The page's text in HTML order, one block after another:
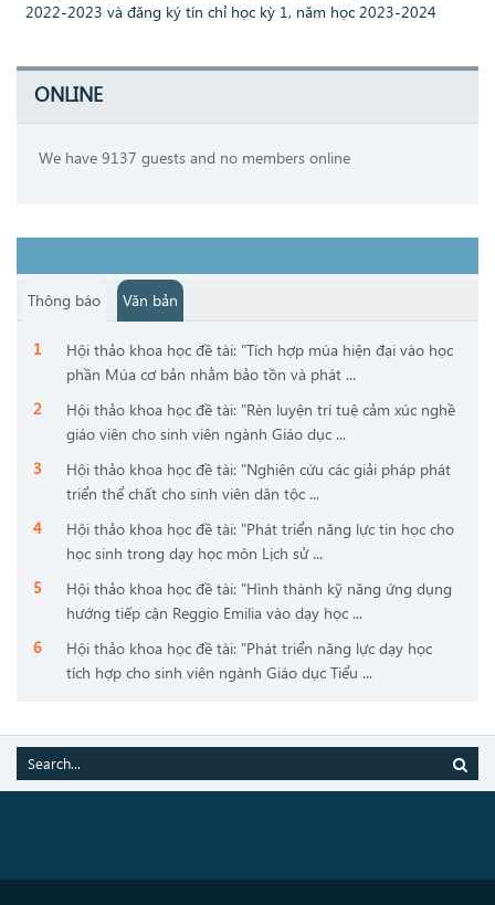
2022-2023 và đăng ký tín chỉ học kỳ 1, năm học 2023-2024
ONLINE
We have 9137 guests and no members online
Thông báo Văn bản
Hội thảo khoa học đề tài: "Tích hợp múa hiện đại vào học
phần Múa cơ bản nhằm bảo tồn và phát ...
Hội thảo khoa học đề tài: "Rèn luyện trí tuệ cảm xúc nghề
giáo viên cho sinh viên ngành Giáo dục ...
Hội thảo khoa học đề tài: "Nghiên cứu các giải pháp phát
triển thể chất cho sinh viên dân tộc ...
Hội thảo khoa học đề tài: "Phát triển năng lực tin học cho
học sinh trong dạy học môn Lịch sử ...
Hội thảo khoa học đề tài: "Hình thành kỹ năng ứng dụng
hướng tiếp cận Reggio Emilia vào dạy học ...
Hội thảo khoa học đề tài: "Phát triển năng lực dạy học
tích hợp cho sinh viên ngành Giáo dục Tiểu ...